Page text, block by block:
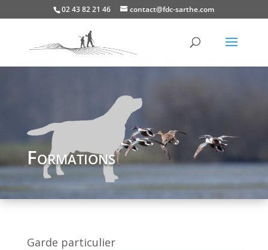
02 43 82 21 46 contact@fdc-sarthe.com
Formations
Garde particulier